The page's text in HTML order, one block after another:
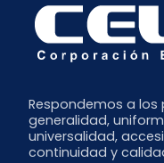
Respondemos a
generalidad,
universalidad,
continuidad y